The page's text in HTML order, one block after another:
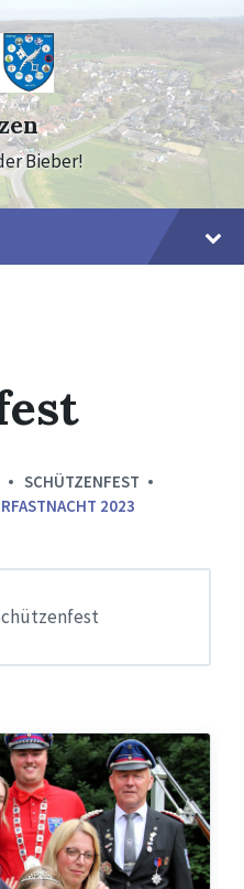
Bieber!
SCHÜTZENFEST
2023